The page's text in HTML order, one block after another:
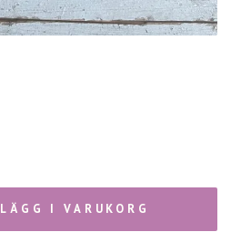
LÄGG I VARUKORG